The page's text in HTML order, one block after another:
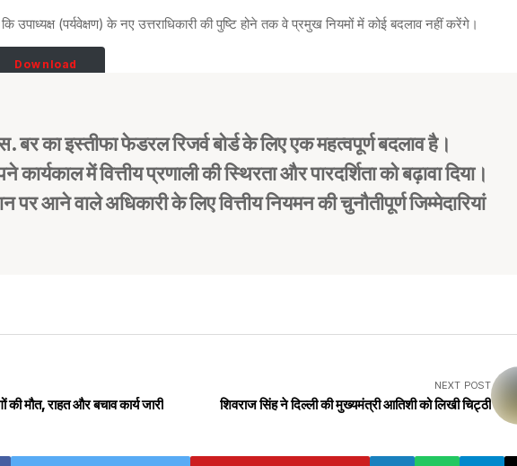
उपाध्यक्ष (पर्यवेक्षण) के नए उत्तराधिकारी की पुष्टि होने तक वे प्रमुख नियमों में कोई बदलाव नहीं करेंगे।
Download
बर का इस्तीफा फेडरल रिजर्व बोर्ड के लिए एक महत्वपूर्ण बदलाव है।
कार्यकाल में वित्तीय प्रणाली की स्थिरता और पारदर्शिता को बढ़ावा दिया।
पर आने वाले अधिकारी के लिए वित्तीय नियमन की चुनौतीपूर्ण जिम्मेदारियां
मौत, राहत और बचाव कार्य जारी
NEXT POST
शिवराज सिंह ने दिल्ली की मुख्यमंत्री आतिशी को लिखी चिट्ठी